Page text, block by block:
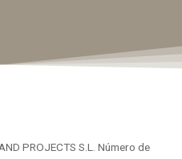
PROJECTS S.L. Número de